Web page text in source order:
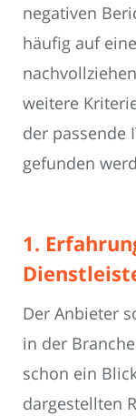
negativen
häufig auf
weitere
der passende
gefunden
1.
Der Anbieter
in der
schon ein
dargestellten